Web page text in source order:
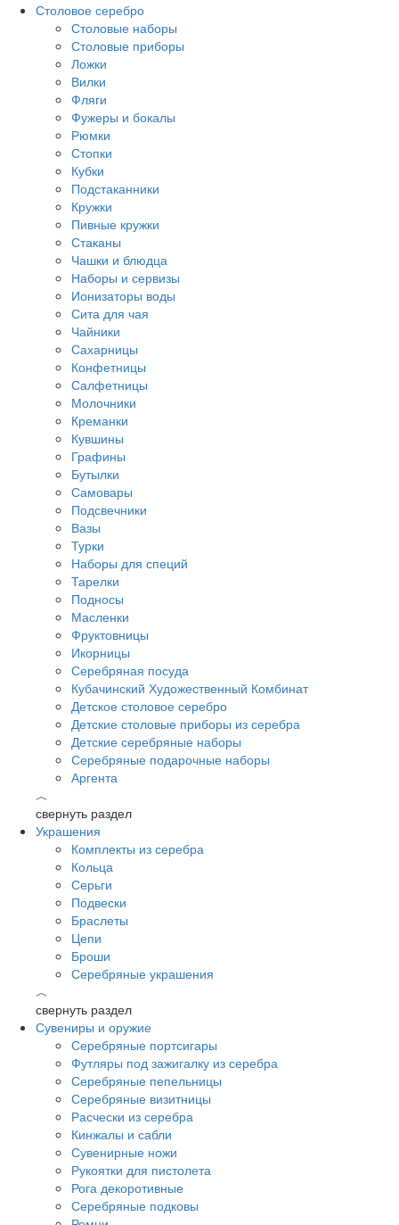
Столовое серебро
Столовые наборы
Столовые приборы
Ложки
Вилки
Фляги
Фужеры и бокалы
Рюмки
Стопки
Кубки
Подстаканники
Кружки
Пивные кружки
Стаканы
Чашки и блюдца
Наборы и сервизы
Ионизаторы воды
Сита для чая
Чайники
Сахарницы
Конфетницы
Салфетницы
Молочники
Креманки
Кувшины
Графины
Бутылки
Самовары
Подсвечники
Вазы
Турки
Наборы для специй
Тарелки
Подносы
Масленки
Фруктовницы
Икорницы
Серебряная посуда
Кубачинский Художественный Комбинат
Детское столовое серебро
Детские столовые приборы из серебра
Детские серебряные наборы
Серебряные подарочные наборы
Аргента
︿
свернуть раздел
Украшения
Комплекты из серебра
Кольца
Серьги
Подвески
Браслеты
Цепи
Броши
Серебряные украшения
︿
свернуть раздел
Сувениры и оружие
Серебряные портсигары
Футляры под зажигалку из серебра
Серебряные пепельницы
Серебряные визитницы
Расчески из серебра
Кинжалы и сабли
Сувенирные ножи
Рукоятки для пистолета
Рога декоротивные
Серебряные подковы